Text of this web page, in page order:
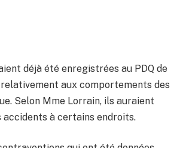
déjà été enregistrées au PDQ de
aux comportements des
Selon Mme Lorrain, ils auraient
accidents à certains endroits.